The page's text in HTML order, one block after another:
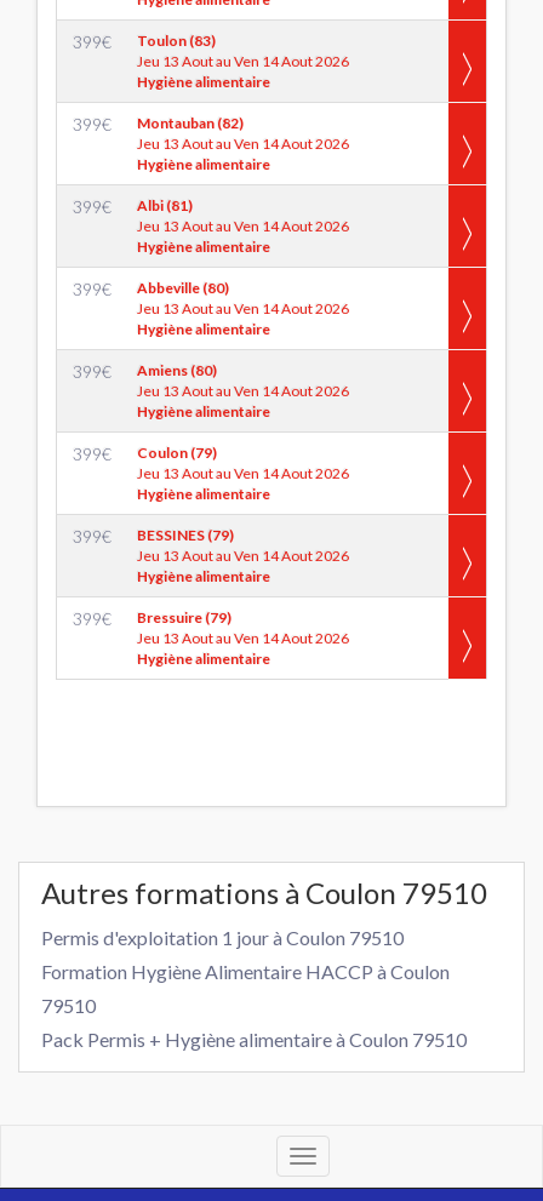
399€
Toulon (83)
Jeu 13 Aout au Ven 14 Aout 2026
Hygiène alimentaire
399€
Montauban (82)
Jeu 13 Aout au Ven 14 Aout 2026
Hygiène alimentaire
399€
Albi (81)
Jeu 13 Aout au Ven 14 Aout 2026
Hygiène alimentaire
399€
Abbeville (80)
Jeu 13 Aout au Ven 14 Aout 2026
Hygiène alimentaire
399€
Amiens (80)
Jeu 13 Aout au Ven 14 Aout 2026
Hygiène alimentaire
399€
Coulon (79)
Jeu 13 Aout au Ven 14 Aout 2026
Hygiène alimentaire
399€
BESSINES (79)
Jeu 13 Aout au Ven 14 Aout 2026
Hygiène alimentaire
399€
Bressuire (79)
Jeu 13 Aout au Ven 14 Aout 2026
Hygiène alimentaire
Autres formations à Coulon 79510
Permis d'exploitation 1 jour à Coulon 79510
Formation Hygiène Alimentaire HACCP à Coulon
79510
Pack Permis + Hygiène alimentaire à Coulon 79510
Toggle